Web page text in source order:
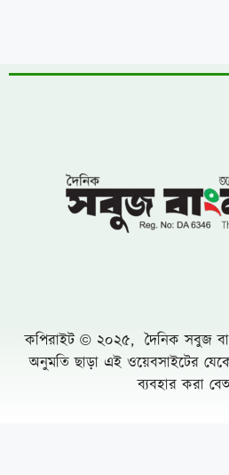
কপিরাইট © ২০২৫, দৈনিক সবুজ
অনুমতি ছাড়া এই ওয়েবসাইটের
ব্যবহার করা